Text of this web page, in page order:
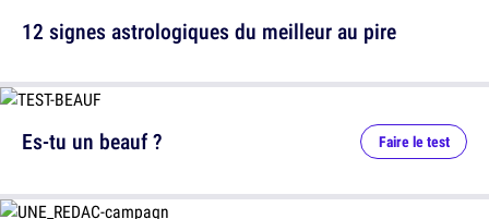
12 signes astrologiques du meilleur au pire
Es-tu un beauf ? Faire le test